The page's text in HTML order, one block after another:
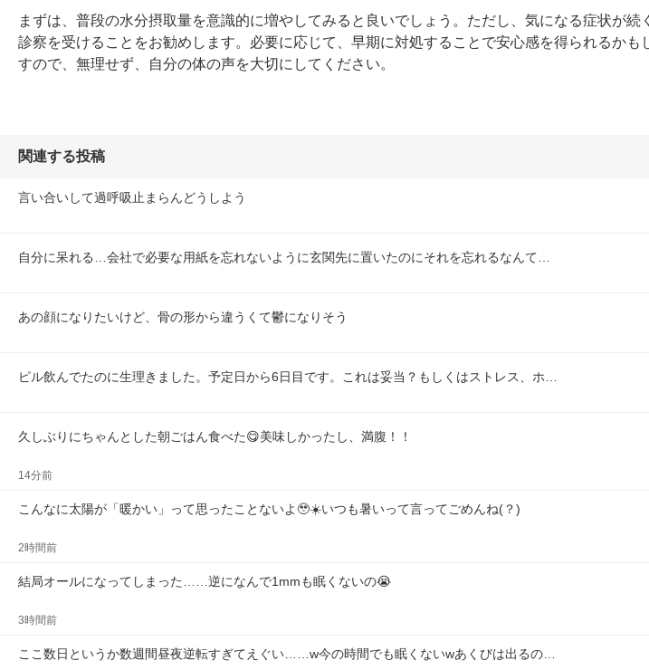
まずは、普段の水分摂取量を意識的に増やしてみると良いでしょう。ただし、気になる症状が
診察を受けることをお勧めします。必要に応じて、早期に対処することで安心感を得られるか
すので、無理せず、自分の体の声を大切にしてください。
関連する投稿
言い合いして過呼吸止まらんどうしよう
自分に呆れる…会社で必要な用紙を忘れないように玄関先に置いたのにそれを忘れるなんて…
あの顔になりたいけど、骨の形から違うくて鬱になりそう
ピル飲んでたのに生理きました。予定日から6日目です。これは妥当？もしくはストレス、ホ…
久しぶりにちゃんとした朝ごはん食べた😋美味しかったし、満腹！！
14分前
こんなに太陽が「暖かい」って思ったことないよ🥹☀️いつも暑いって言ってごめんね(？)
2時間前
結局オールになってしまった……逆になんで1mmも眠くないの😭
3時間前
ここ数日というか数週間昼夜逆転すぎてえぐい……w今の時間でも眠くないwあくびは出るの…